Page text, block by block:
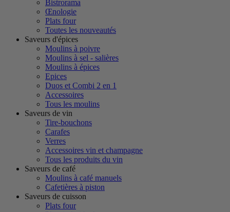
Bistrorama
Œnologie
Plats four
Toutes les nouveautés
Saveurs d'épices
Moulins à poivre
Moulins à sel - salières
Moulins à épices
Epices
Duos et Combi 2 en 1
Accessoires
Tous les moulins
Saveurs de vin
Tire-bouchons
Carafes
Verres
Accessoires vin et champagne
Tous les produits du vin
Saveurs de café
Moulins à café manuels
Cafetières à piston
Saveurs de cuisson
Plats four